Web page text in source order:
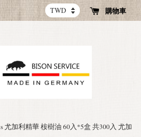
購物車
尤加利精華 桉樹油 60入*5盒 共300入 尤加